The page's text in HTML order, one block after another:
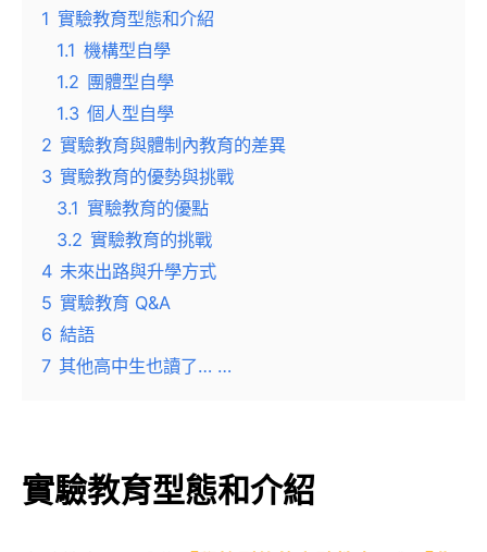
1 實驗教育型態和介紹
1.1 機構型自學
1.2 團體型自學
1.3 個人型自學
2 實驗教育與體制內教育的差異
3 實驗教育的優勢與挑戰
3.1 實驗教育的優點
3.2 實驗教育的挑戰
4 未來出路與升學方式
5 實驗教育 Q&A
6 結語
7 其他高中生也讀了… …
實驗教育型態和介紹